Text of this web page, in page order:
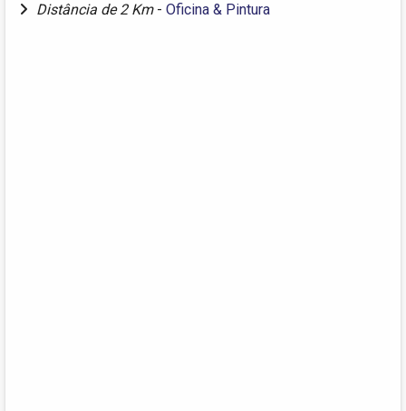
Distância de 2 Km - Oficina & Pintura